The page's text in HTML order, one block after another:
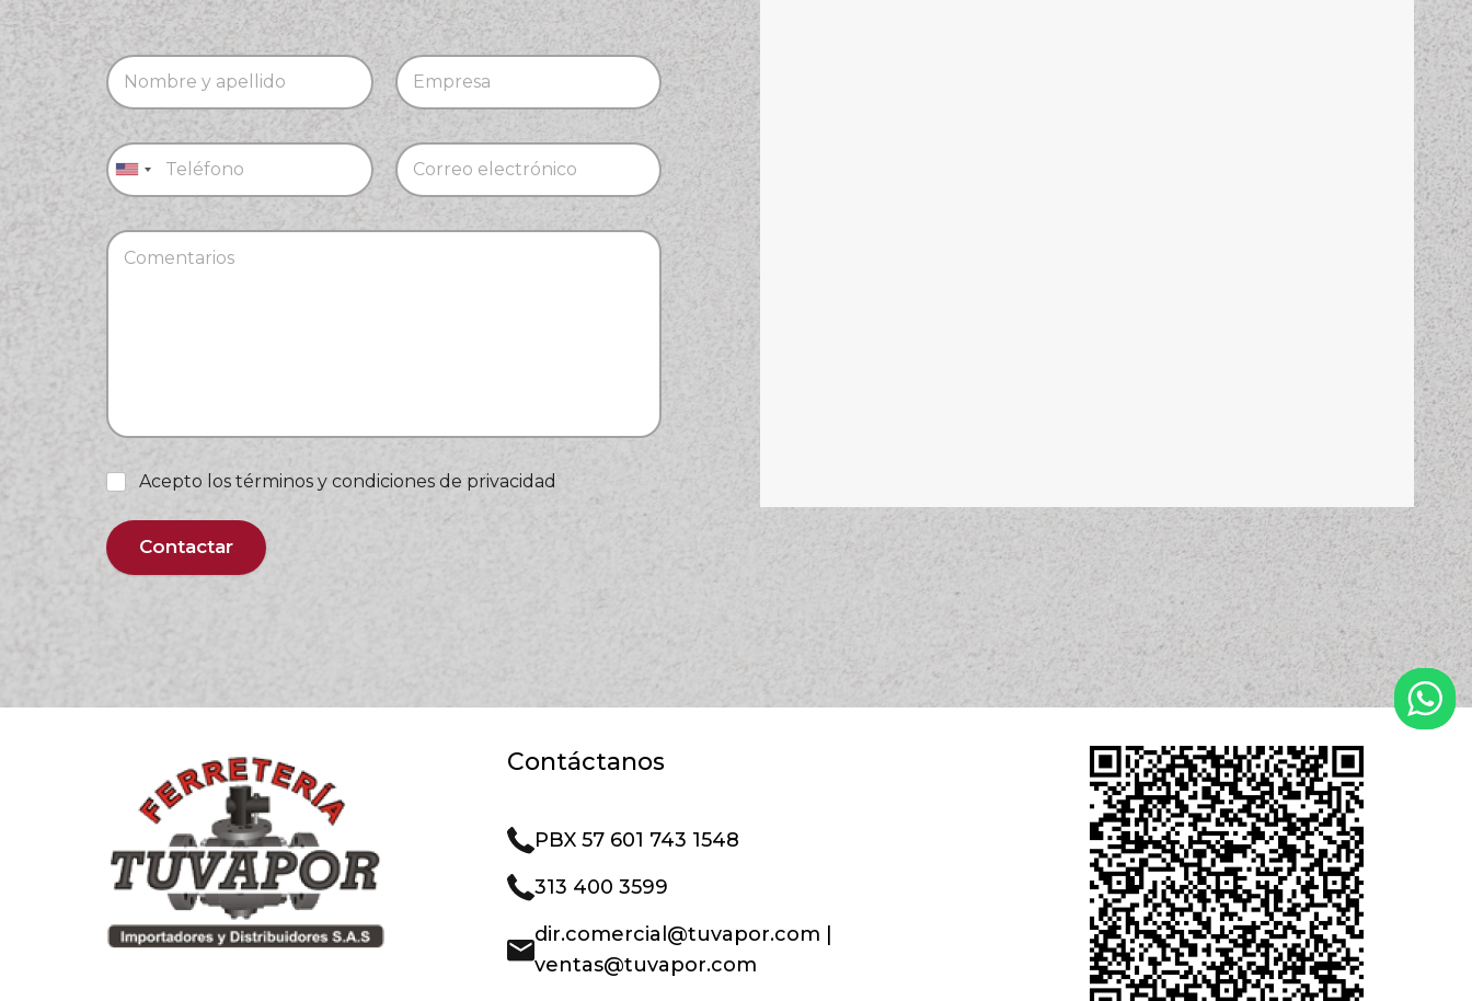
Acepto los términos y condiciones de privacidad
Contactar
Contáctanos
PBX 57 601 743 1548
313 400 3599
dir.comercial@tuvapor.com |
ventas@tuvapor.com